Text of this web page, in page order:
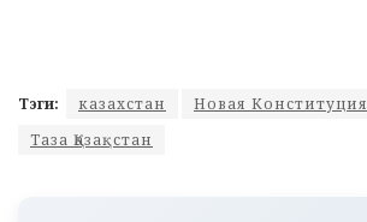
Тэги: казахстан
Новая Конституция
Таза Қазақстан